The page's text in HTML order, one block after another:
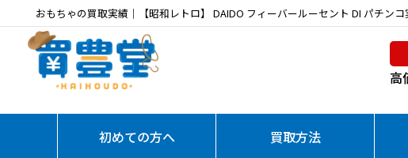
おもちゃの買取実績｜【昭和レトロ】 DAIDO フィーバールーセント DI パチン
高
初めての方へ 買取方法